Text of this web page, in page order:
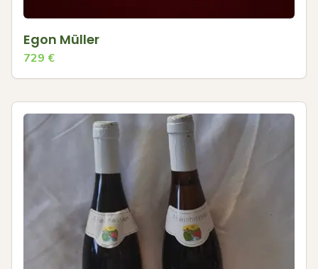
Egon Müller
729 €